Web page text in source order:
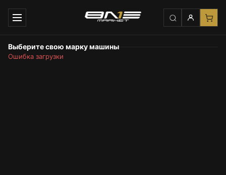
Выберите свою марку машины
Ошибка загрузки